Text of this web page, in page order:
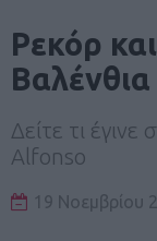
Ρεκόρ
Βαλένθια
Δείτε τι
Alfonso
19 Νοεμβρίου